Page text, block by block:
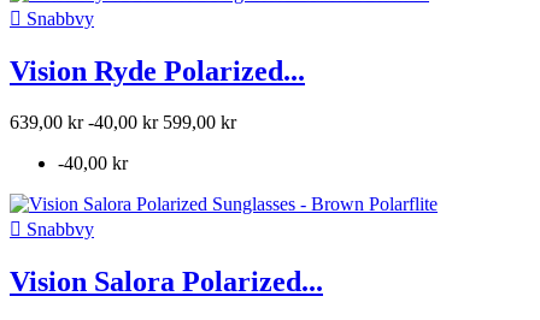
 Snabbvy
Vision Ryde Polarized...
639,00 kr -40,00 kr 599,00 kr
-40,00 kr
 Snabbvy
Vision Salora Polarized...